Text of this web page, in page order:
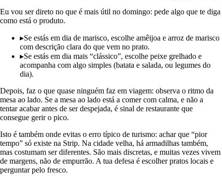
Eu vou ser direto no que é mais útil no domingo: pede algo que te diga
como está o produto.
▸Se estás em dia de marisco, escolhe amêijoa e arroz de marisco
com descrição clara do que vem no prato.
▸Se estás em dia mais “clássico”, escolhe peixe grelhado e
acompanha com algo simples (batata e salada, ou legumes do
dia).
Depois, faz o que quase ninguém faz em viagem: observa o ritmo da
mesa ao lado. Se a mesa ao lado está a comer com calma, e não a
tentar acabar antes de ser despejada, é sinal de restaurante que
consegue gerir o pico.
Isto é também onde evitas o erro típico de turismo: achar que “pior
tempo” só existe na Strip. Na cidade velha, há armadilhas também,
mas costumam ser diferentes. São mais discretas, e muitas vezes vivem
de margens, não de empurrão. A tua defesa é escolher pratos locais e
perguntar pelo fresco.